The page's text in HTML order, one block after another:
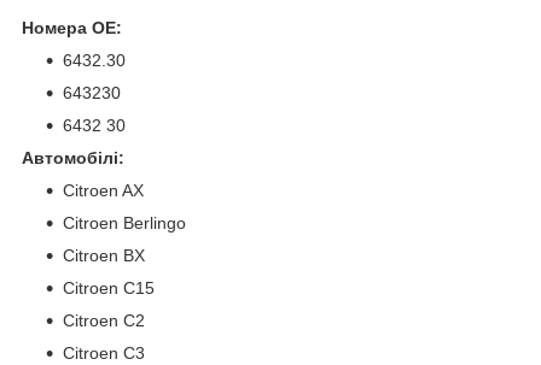
Номера OE:
6432.30
643230
6432 30
Автомобілі:
Citroen AX
Citroen Berlingo
Citroen BX
Citroen C15
Citroen C2
Citroen C3